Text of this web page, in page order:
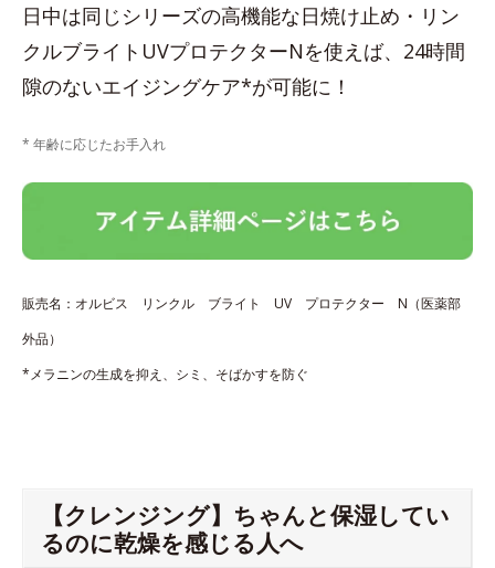
日中は同じシリーズの高機能な日焼け止め・リン
クルブライトUVプロテクターNを使えば、24時間
隙のないエイジングケア*が可能に！
* 年齢に応じたお手入れ
販売名：オルビス リンクル ブライト UV プロテクター N（医薬部
外品）
*メラニンの生成を抑え、シミ、そばかすを防ぐ
【クレンジング】ちゃんと保湿してい
るのに乾燥を感じる人へ